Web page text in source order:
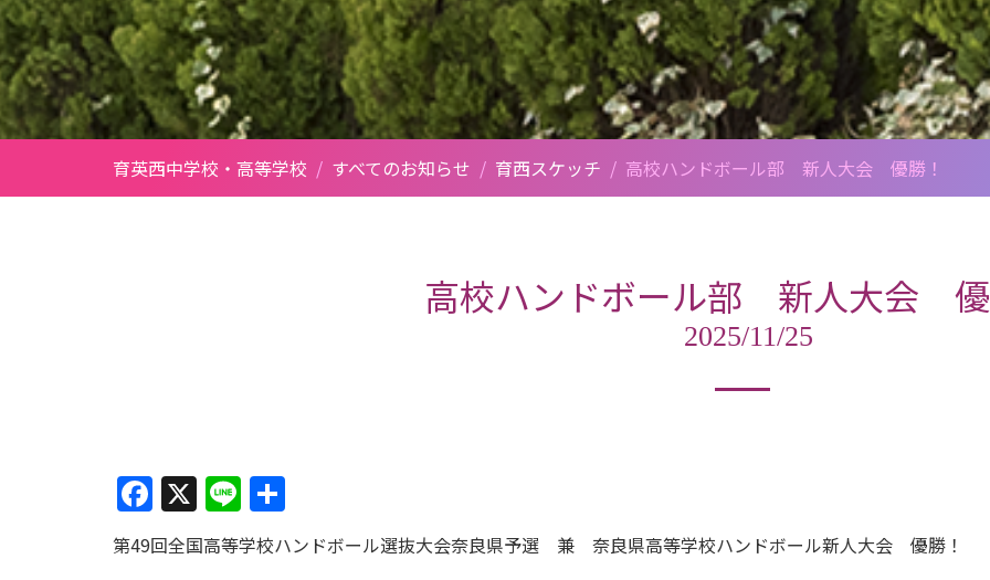
育英西中学校・高等学校 / すべてのお知らせ / 育西スケッチ / 高校ハンドボール部 新人大会 優勝！
高校ハンドボール部 新人大会
2025/11/25
Facebook
X Line
有
第49回全国高等学校ハンドボール選抜大会奈良県予選 兼 奈良県高等学校ハンドボール新人大会 優勝！